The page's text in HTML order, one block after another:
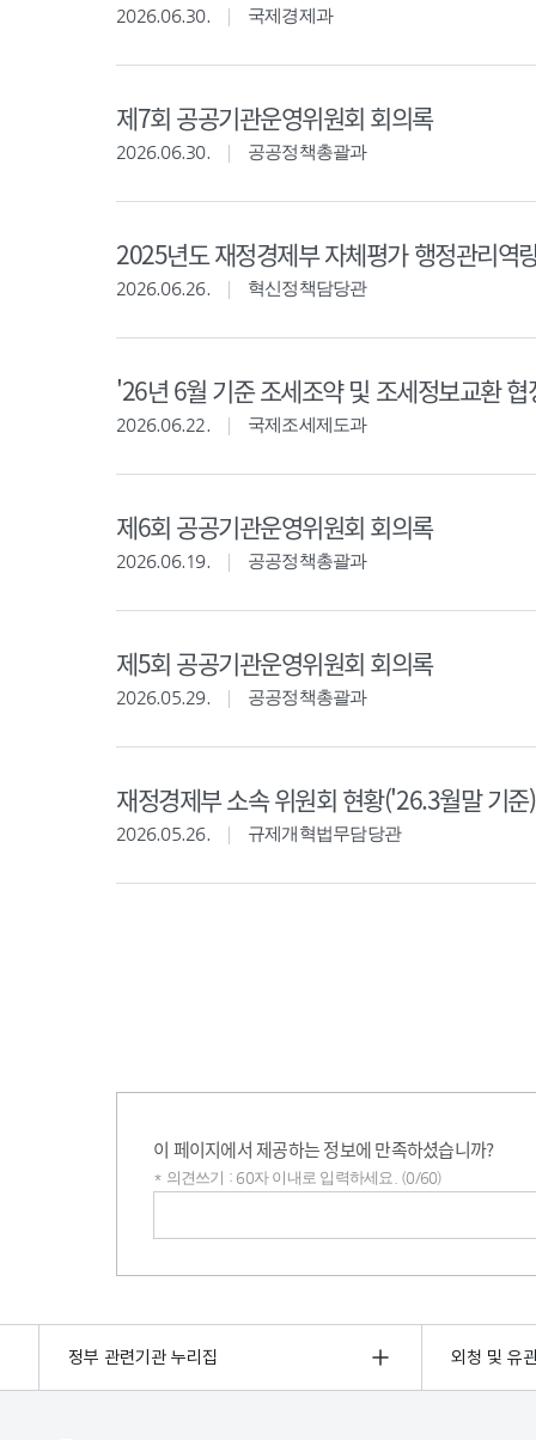
2026.06.30. 국제경제과
제7회 공공기관운영위원회 회의록
2026.06.30. 공공정책총괄과
2025년도 재정경제부 자체평가 행정관리역
2026.06.26. 혁신정책담당관
'26년 6월 기준 조세조약 및 조세정보교환
2026.06.22. 국제조세제도과
제6회 공공기관운영위원회 회의록
2026.06.19. 공공정책총괄과
제5회 공공기관운영위원회 회의록
2026.05.29. 공공정책총괄과
재정경제부 소속 위원회 현황('26.3월말 기준)
2026.05.26. 규제개혁법무담당관
이 페이지에서 제공하는 정보에 만족하셨습니까?
* 의견쓰기 : 60자 이내로 입력하세요. (0/60)
정부 관련기관 누리집 외청 및 유